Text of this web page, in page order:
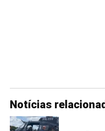
Notícias